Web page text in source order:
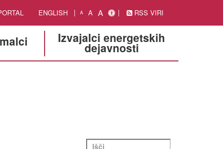
ENGLISH A A A RSS VIRI
Izvajalci energetskih
dejavnosti